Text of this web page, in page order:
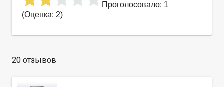
Проголосовало: 1
(Оценка: 2)
20 отзывов